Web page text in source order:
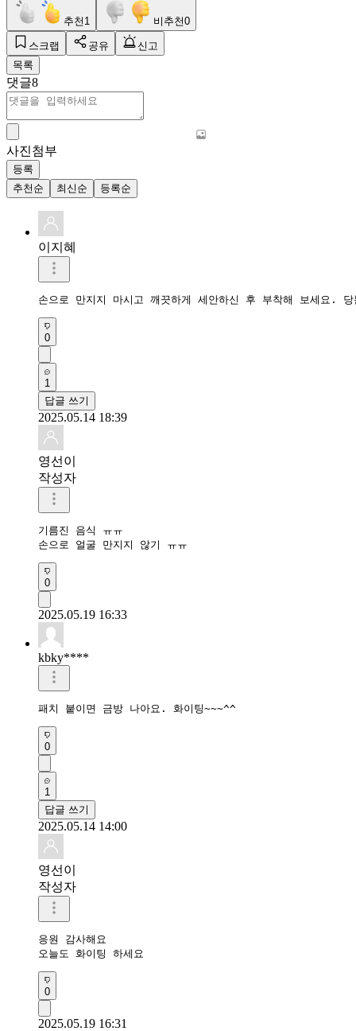
추천 1 비추천0
스크랩 공유
신고
목록
댓글8
사진첨부
등록
추천순
최신순 등록순
이지혜
손으로 만지지 마시고 깨끗하게 세안하신 후 부착해 보세요.
0
1
답글 쓰기
2025.05.14 18:39
영선이
작성자
기름진 음식 ㅠㅠ
손으로 얼굴 만지지 않기 ㅠㅠ
0
2025.05.19 16:33
kbky****
패치 붙이면 금방 나아요. 화이팅~~~^^
0
1
답글 쓰기
2025.05.14 14:00
영선이
작성자
응원 감사해요
오늘도 화이팅 하세요
0
2025.05.19 16:31